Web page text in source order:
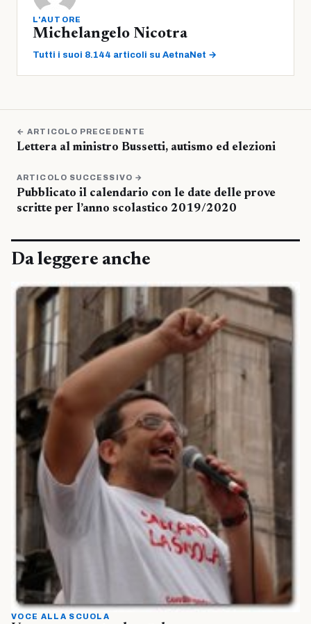
L'AUTORE
Michelangelo Nicotra
Tutti i suoi 8.144 articoli su AetnaNet →
← ARTICOLO PRECEDENTE
Lettera al ministro Bussetti, autismo ed elezioni
ARTICOLO SUCCESSIVO →
Pubblicato il calendario con le date delle prove
scritte per l’anno scolastico 2019/2020
Da leggere anche
VOCE ALLA SCUOLA